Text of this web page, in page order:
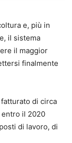
e, più in
il sistema
il maggior
finalmente
di circa
il 2020
di lavoro, di